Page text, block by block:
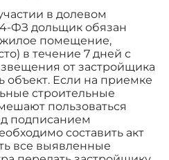
в долевом
ФЗ дольщик обязан
помещение,
в течение 7 дней с
от застройщика
объект. Если на приемке
строительные
пользоваться
подписанием
составить акт
все выявленные